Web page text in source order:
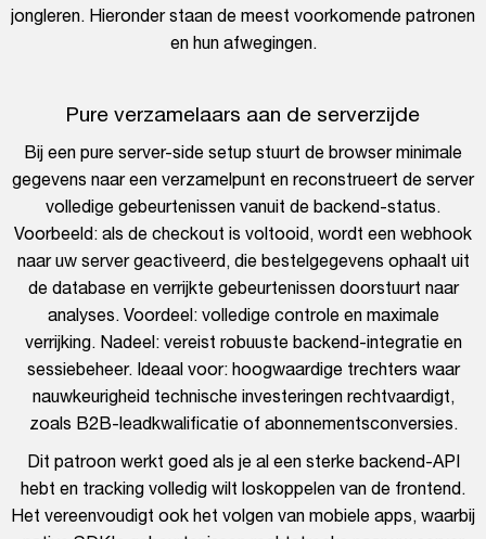
jongleren. Hieronder staan de meest voorkomende patronen
en hun afwegingen.
Pure verzamelaars aan de serverzijde
Bij een pure server-side setup stuurt de browser minimale
gegevens naar een verzamelpunt en reconstrueert de server
volledige gebeurtenissen vanuit de backend-status.
Voorbeeld: als de checkout is voltooid, wordt een webhook
naar uw server geactiveerd, die bestelgegevens ophaalt uit
de database en verrijkte gebeurtenissen doorstuurt naar
analyses. Voordeel: volledige controle en maximale
verrijking. Nadeel: vereist robuuste backend-integratie en
sessiebeheer. Ideaal voor: hoogwaardige trechters waar
nauwkeurigheid technische investeringen rechtvaardigt,
zoals B2B-leadkwalificatie of abonnementsconversies.
Dit patroon werkt goed als je al een sterke backend-API
hebt en tracking volledig wilt loskoppelen van de frontend.
Het vereenvoudigt ook het volgen van mobiele apps, waarbij